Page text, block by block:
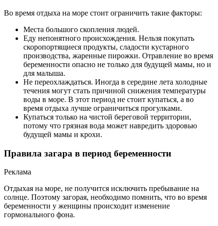
Во время отдыха на море стоит ограничить такие факторы:
Места большого скопления людей.
Еду непонятного происхождения. Нельзя покупать
скоропортящиеся продукты, сладости кустарного
производства, жаренные пирожки. Отравление во время
беременности опасно не только для будущей мамы, но и
для малыша.
Не переохлаждаться. Иногда в середине лета холодные
течения могут стать причиной снижения температуры
воды в море. В этот период не стоит купаться, а во
время отдыха лучше ограничиться прогулками.
Купаться только на чистой береговой территории,
потому что грязная вода может навредить здоровью
будущей мамы и крохи.
Правила загара в период беременности
Реклама
Отдыхая на море, не получится исключить пребывание на
солнце. Поэтому загорая, необходимо помнить, что во время
беременности у женщины происходит изменение
гормонального фона.